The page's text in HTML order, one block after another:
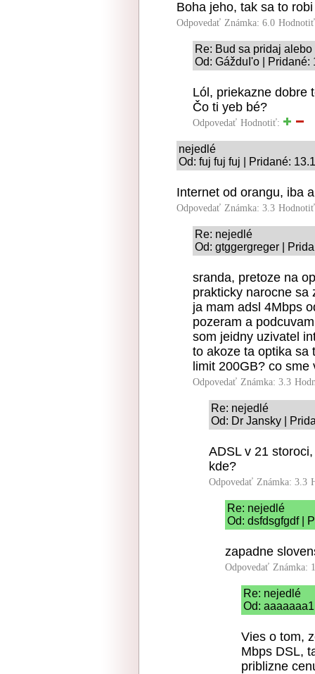
Boha jeho, tak sa to
Odpovedať Známka: 6.0
Re: Bud sa pridaj
Od: GážduI'o | Pridané:
Lól, priekazne dobre
Čo ti yeb bé?
Odpovedať Hodnotiť:
nejedlé
Od: fuj fuj fuj | Pridané:
Internet od orangu, iba
Odpovedať Známka: 3.3
Re: nejedlé
Od: gtggergreger |
sranda, pretoze na
prakticky narocne sa
ja mam adsl 4Mbps
pozeram a
som jeidny uzivatel
to akoze ta optika sa
limit 200GB? co sme
Odpovedať Známka: 3.3
Re: nejedlé
Od: Dr Jansky |
ADSL v 21
kde?
Odpovedať Známka: 3.3
Re: nejedlé
Od: dsfdsgfgdf |
zapadne
Odpovedať Známka:
Re: nejedlé
Od:
Vies o tom,
Mbps DSL,
priblizne